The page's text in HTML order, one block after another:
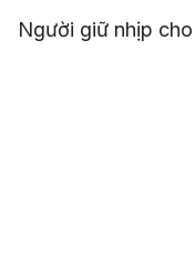
Người giữ nhịp